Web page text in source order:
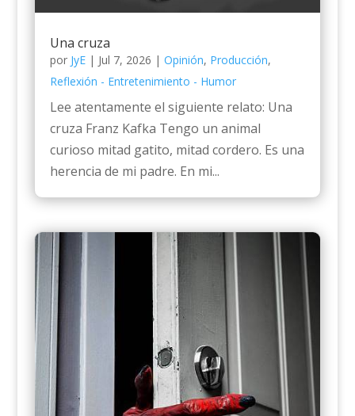
Una cruza
por JyE| Jul 7, 2026 | Opinión, Producción,
Reflexión - Entretenimiento - Humor
Lee atentamente el siguiente relato: Una
cruza Franz Kafka Tengo un animal
curioso mitad gatito, mitad cordero. Es una
herencia de mi padre. En mi...